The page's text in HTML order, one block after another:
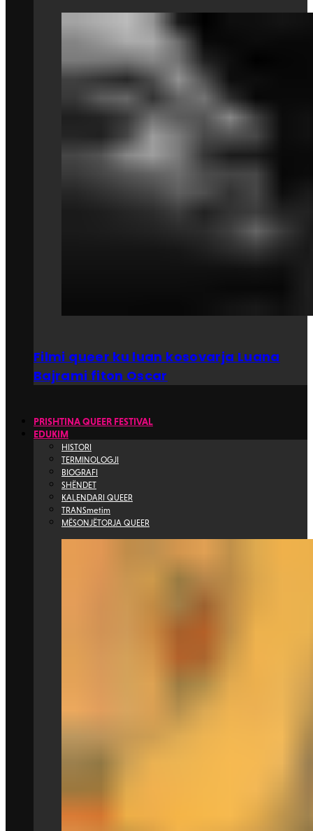
Filmi queer ku luan kosovarja Luana
Bajrami fiton Oscar
PRISHTINA QUEER FESTIVAL
EDUKIM
HISTORI
TERMINOLOGJI
BIOGRAFI
SHËNDET
KALENDARI QUEER
TRANSmetim
MËSONJËTORJA QUEER